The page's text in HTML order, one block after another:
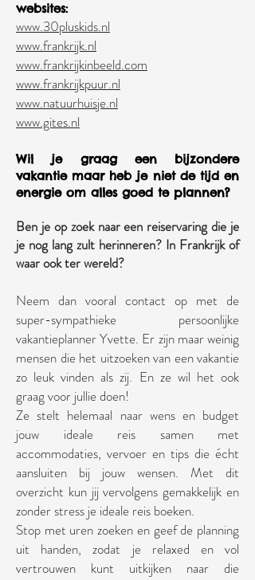
websites:
www.30pluskids.nl
www.frankrijk.nl
www.frankrijkinbeeld.com
www.frankrijkpuur.nl
www.natuurhuisje.nl
www.gites.nl
Wil je graag een bijzondere
vakantie maar heb je niet de tijd en
energie om alles goed te plannen?
Ben je op zoek naar een reiservaring die je
je nog lang zult herinneren? In Frankrijk of
waar ook ter wereld?
Neem dan vooral contact op met de
super-sympathieke persoonlijke
vakantieplanner Yvette. Er zijn maar weinig
mensen die het uitzoeken van een vakantie
zo leuk vinden als zij. En ze wil het ook
graag voor jullie doen!
Ze stelt helemaal naar wens en budget
jouw ideale reis samen met
accommodaties, vervoer en tips die écht
aansluiten bij jouw wensen. Met dit
overzicht kun jij vervolgens gemakkelijk en
zonder stress je ideale reis boeken.
Stop met uren zoeken en geef de planning
uit handen, zodat je relaxed en vol
vertrouwen kunt uitkijken naar die